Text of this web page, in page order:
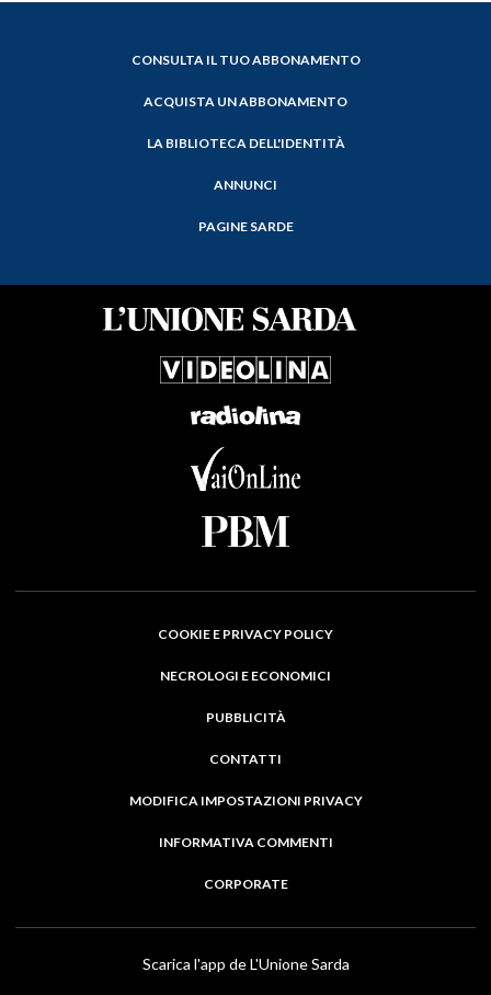
CONSULTA IL TUO ABBONAMENTO
ACQUISTA UN ABBONAMENTO
LA BIBLIOTECA DELL'IDENTITÀ
ANNUNCI
PAGINE SARDE
COOKIE E PRIVACY POLICY
NECROLOGI E ECONOMICI
PUBBLICITÀ
CONTATTI
MODIFICA IMPOSTAZIONI PRIVACY
INFORMATIVA COMMENTI
CORPORATE
Scarica l'app de L'Unione Sarda